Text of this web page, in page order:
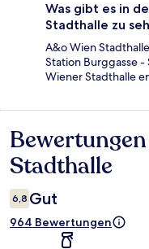
Was gibt es in
Stadthalle zu
A&o Wien
Station Burggasse
Wiener Stadthalle
Bewertungen
Stadthalle
6,8 Gut
964 Bewertungen